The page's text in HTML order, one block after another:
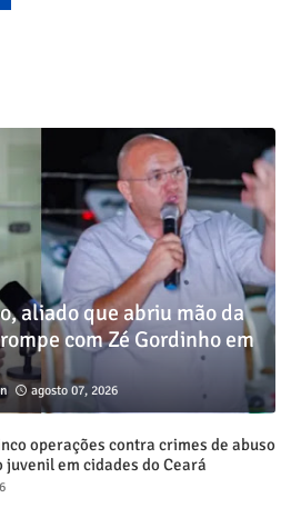
aliado que abriu mão da
com Zé Gordinho em
agosto 07, 2026
operações contra crimes de abuso
em cidades do Ceará